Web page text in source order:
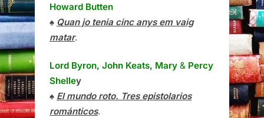
Howard Butten
♠ Quan jo tenia cinc anys em vaig
matar.
Lord Byron, John Keats, Mary & Percy
Shelley
♠ El mundo roto. Tres epistolarios
románticos.